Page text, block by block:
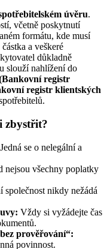
úvěru.
včetně poskytnutí
formátu, kde musí
a veškeré
důkladně
slouží nahlížení do
registr
registr klientských
zbystřit?
Jedná se o nelegální a
nejsou všechny poplatky
společnost nikdy nežádá
Vždy si vyžádejte čas
prověřování“:
povinnost.